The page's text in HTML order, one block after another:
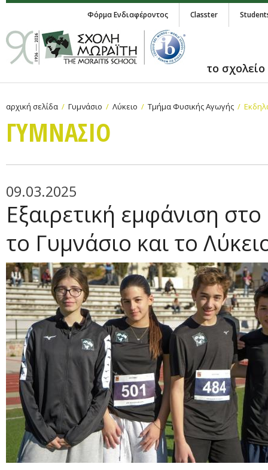
Φόρμα Ενδιαφέροντος Classter
το σχολείο
αρχική σελίδα Γυμνάσιο Λύκειο Τμήμα Φυσικής Αγωγής
ΓΥΜΝAΣΙΟ
09.03.2025
Εξαιρετική εμφάνιση στο
το Γυμνάσιο και το